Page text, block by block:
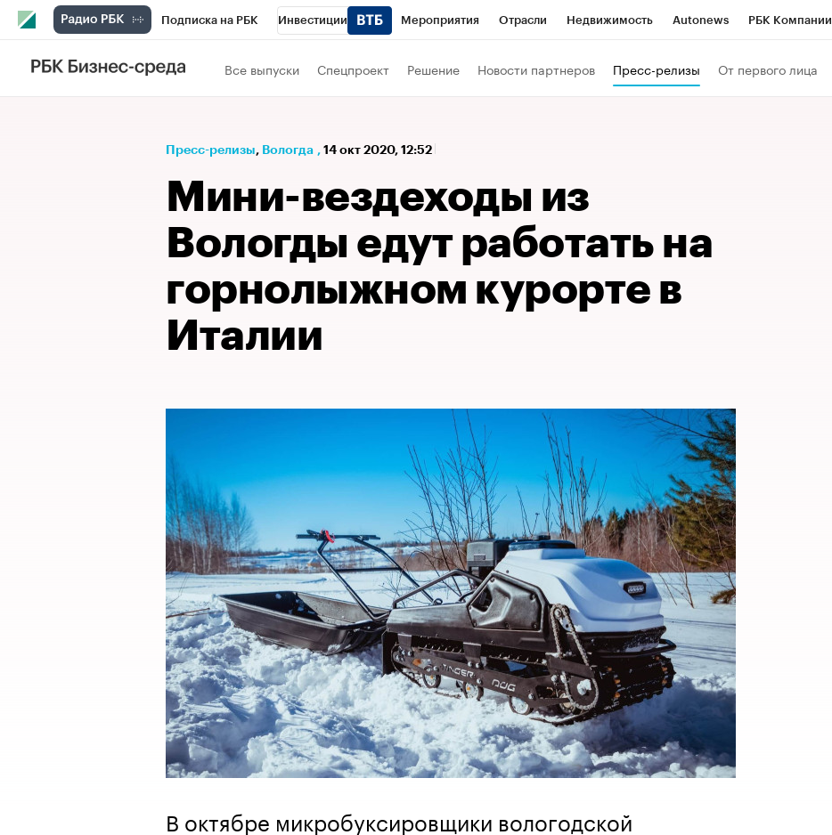
Подписка на РБК Инвестиции Мероприятия Отрасли Недвижимость Autonews РБК Компании
РБК Вино
Проверка контрагентов
Все выпуски Спецпроект Решение Новости партнеров Пресс-релизы От первого лица
Пресс-релизы⁠, Вологда , 14 окт 2020, 12:52
Мини-вездеходы из
Вологды едут работать на
горнолыжном курорте в
Италии
В октябре микробуксировщики вологодской